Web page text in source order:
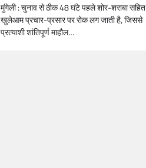
मुंगेली : चुनाव से ठीक 48 घंटे पहले शोर-शराबा सहित
खुलेआम प्रचार-प्रसार पर रोक लग जाती है, जिससे
प्रत्याशी शांतिपूर्ण माहौल…